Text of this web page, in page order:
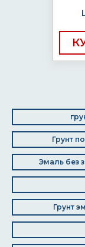
Грунт
Эмаль без
Грунт